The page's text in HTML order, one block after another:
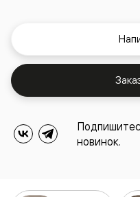
новинок.